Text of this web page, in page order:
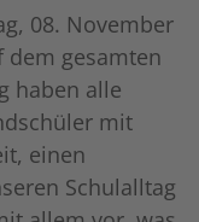
08. November
dem gesamten
haben alle
mit
einen
Schulalltag